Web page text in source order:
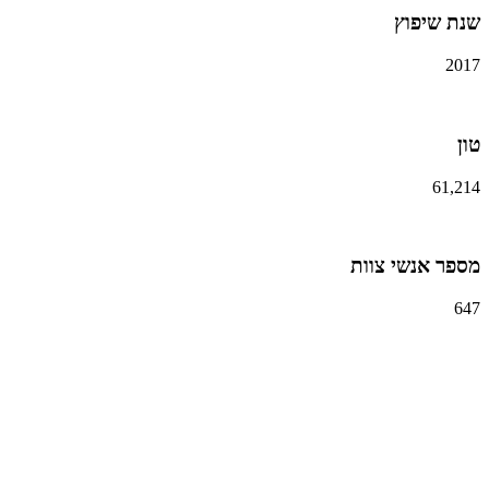
שנת שיפוץ
2017
טון
61,214
מספר אנשי צוות
647